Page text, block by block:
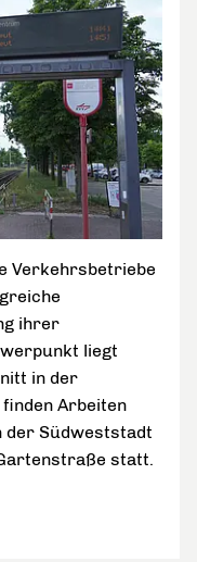
Verkehrsbetriebe
ihrer
liegt
in der
Arbeiten
der Südweststadt
statt.